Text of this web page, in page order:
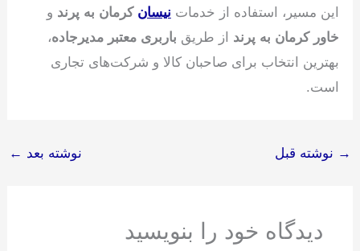
این مسیر، استفاده از خدمات نیسان کرمان به پرند و
خاور کرمان به پرند از طریق باربری معتبر مدیرجاده،
بهترین انتخاب برای صاحبان کالا و شرکت‌های تجاری
است.
→ نوشته قبل نوشته بعد ←
دیدگاه‌ خود را بنویسید